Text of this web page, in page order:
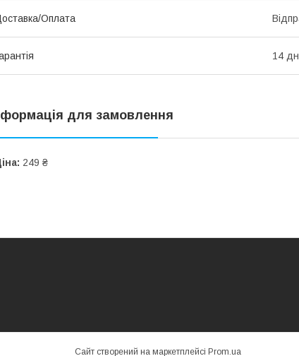
Оплата
14
для замовлення
249 ₴
Сайт створений на маркетплейсі Prom.ua